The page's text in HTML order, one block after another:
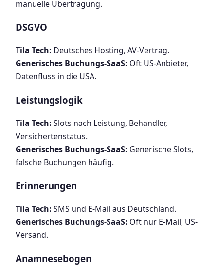
manuelle Übertragung.
DSGVO
Tila Tech: Deutsches Hosting, AV-Vertrag.
Generisches Buchungs-SaaS: Oft US-Anbieter,
Datenfluss in die USA.
Leistungslogik
Tila Tech: Slots nach Leistung, Behandler,
Versichertenstatus.
Generisches Buchungs-SaaS: Generische Slots,
falsche Buchungen häufig.
Erinnerungen
Tila Tech: SMS und E-Mail aus Deutschland.
Generisches Buchungs-SaaS: Oft nur E-Mail, US-
Versand.
Anamnesebogen